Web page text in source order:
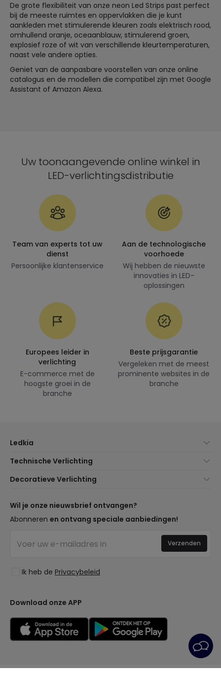
De grote flexibiliteit van onze neon Led Strips past perfect
bij de meeste ruimtes en oppervlakken die je kunt
aankleden met stimulerende kleuren zoals elektrisch rood,
omhullend oranje, oceaanblauw, stimulerend groen,
explosief roze of wit van verschillende kleurtemperaturen,
naast vele andere opties.
Geniet van de aanpasbare voorstellen van onze online
catalogus en de modellen die compatibel zijn met Google
Assistant of Amazon Alexa.
Uw toonaangevende online winkel in
LED-verlichtingsdistributie
Team van experts tot uw
dienst
Persoonlijke klantenservice
Aan de technologische
voorhoede
Wij hebben de nieuwste
innovaties in LED-
oplossingen
Europees leider in
verlichting
E-commerce met de
hoogste groei in de
branche
Beste prijsgarantie
Vergeleken met de meest
prominente websites in de
branche
Ledkia
Klantenservice
Verzendmethoden
Bent u een Professional?
Professionele Pakketten
Veelgestelde Vragen (FAQ)
Inloggen
Technische Verlichting
Merken
LED Besparingscalculator
Bedrijfsverlichting
Decoratieve Verlichting
Trends
Premium Decoratiemerken
Ruimtes
Collecties
Wil je onze nieuwsbrief ontvangen?
Abonneren en ontvang speciale aanbiedingen!
Ik heb de Privacybeleid
Verzenden
Download onze APP